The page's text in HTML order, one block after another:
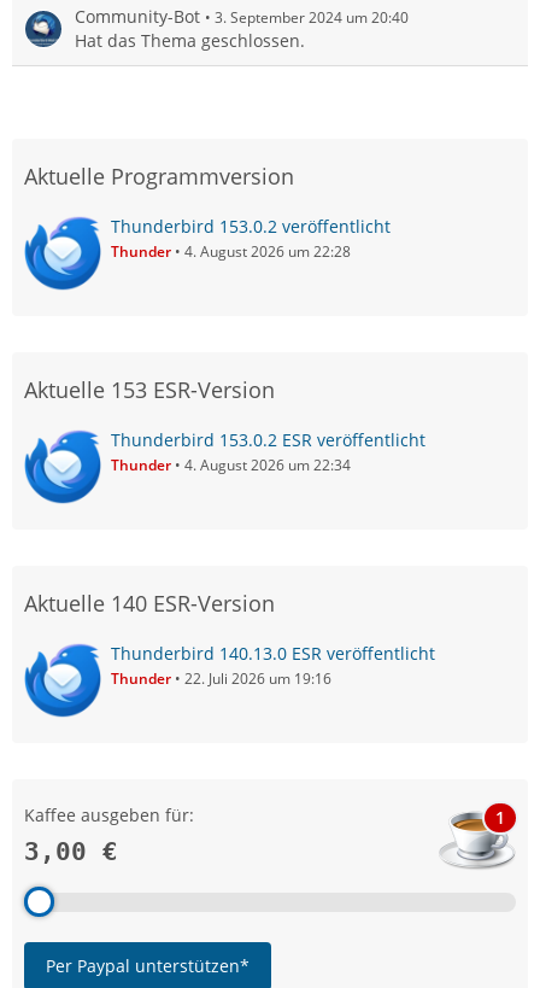
Community-Bot 3. September 2024 um 20:40
Hat das Thema geschlossen.
Aktuelle Programmversion
Thunderbird 153.0.2 veröffentlicht
Thunder 4. August 2026 um 22:28
Aktuelle 153 ESR-Version
Thunderbird 153.0.2 ESR veröffentlicht
Thunder 4. August 2026 um 22:34
Aktuelle 140 ESR-Version
Thunderbird 140.13.0 ESR veröffentlicht
Thunder 22. Juli 2026 um 19:16
Kaffee ausgeben für:
3,00 €
1
Per Paypal unterstützen*